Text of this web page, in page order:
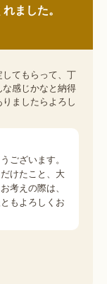
ました。
てもらって、丁
感じかなと納得
ましたらよろし
ございます。
けたこと、大
考えの際は、
もよろしくお